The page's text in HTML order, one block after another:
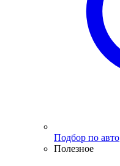
Подбор по авто
Полезное